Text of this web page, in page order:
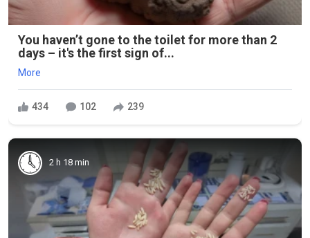
You haven’t gone to the toilet for more than 2
days – it's the first sign of...
More
434 102 239
2 h 18 min